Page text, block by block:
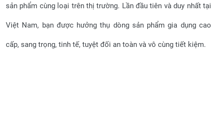
sản phẩm cùng loại trên thị trường. Lần đầu tiên và duy nhất tại
Việt Nam, bạn được hưởng thụ dòng sản phẩm gia dụng cao
cấp, sang trọng, tinh tế, tuyệt đối an toàn và vô cùng tiết kiệm.